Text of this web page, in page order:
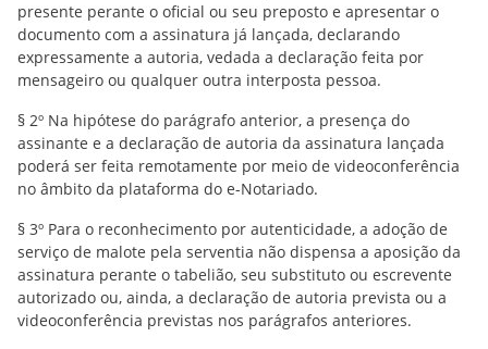
presente perante o oficial ou seu preposto e apresentar o
documento com a assinatura já lançada, declarando
expressamente a autoria, vedada a declaração feita por
mensageiro ou qualquer outra interposta pessoa.
§ 2º Na hipótese do parágrafo anterior, a presença do
assinante e a declaração de autoria da assinatura lançada
poderá ser feita remotamente por meio de videoconferência
no âmbito da plataforma do e-Notariado.
§ 3º Para o reconhecimento por autenticidade, a adoção de
serviço de malote pela serventia não dispensa a aposição da
assinatura perante o tabelião, seu substituto ou escrevente
autorizado ou, ainda, a declaração de autoria prevista ou a
videoconferência previstas nos parágrafos anteriores.